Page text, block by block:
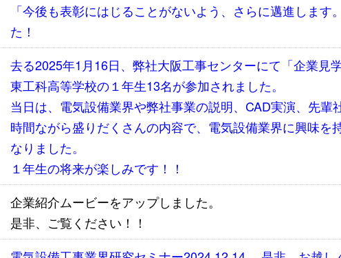
「今後も表彰にはじることがないよう、さらに邁進します
た！
去る2025年1月16日、弊社大阪工事センターにて「企業見
東工科高等学校の１年生13名が参加されました。
当日は、電気設備業界や弊社事業の説明、CAD実演、先輩
時間ながら盛りだくさんの内容で、電気設備業界に興味を
なりました。
１年生の将来が楽しみです！！
企業紹介ムービーをアップしました。
是非、ご覧ください！！